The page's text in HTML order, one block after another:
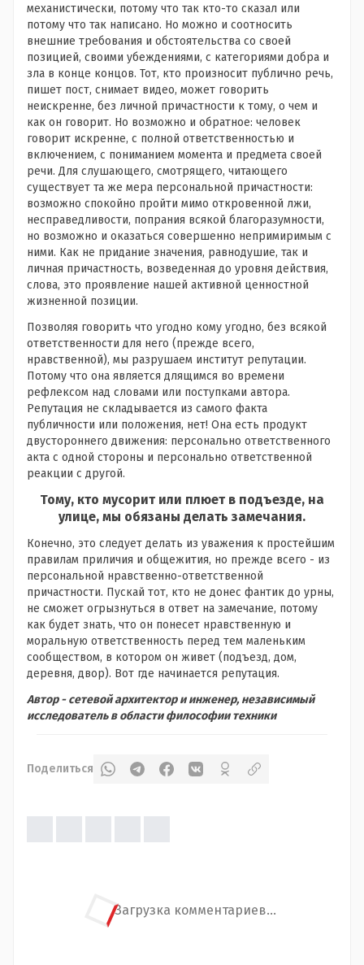
механистически, потому что так кто-то сказал или
потому что так написано. Но можно и соотносить
внешние требования и обстоятельства со своей
позицией, своими убеждениями, с категориями добра и
зла в конце концов. Тот, кто произносит публично речь,
пишет пост, снимает видео, может говорить
неискренне, без личной причастности к тому, о чем и
как он говорит. Но возможно и обратное: человек
говорит искренне, с полной ответственностью и
включением, с пониманием момента и предмета своей
речи. Для слушающего, смотрящего, читающего
существует та же мера персональной причастности:
возможно спокойно пройти мимо откровенной лжи,
несправедливости, попрания всякой благоразумности,
но возможно и оказаться совершенно непримиримым с
ними. Как не придание значения, равнодушие, так и
личная причастность, возведенная до уровня действия,
слова, это проявление нашей активной ценностной
жизненной позиции.
Позволяя говорить что угодно кому угодно, без всякой
ответственности для него (прежде всего,
нравственной), мы разрушаем институт репутации.
Потому что она является длящимся во времени
рефлексом над словами или поступками автора.
Репутация не складывается из самого факта
публичности или положения, нет! Она есть продукт
двустороннего движения: персонально ответственного
акта с одной стороны и персонально ответственной
реакции с другой.
Тому, кто мусорит или плюет в подъезде, на
улице, мы обязаны делать замечания.
Конечно, это следует делать из уважения к простейшим
правилам приличия и общежития, но прежде всего - из
персональной нравственно-ответственной
причастности. Пускай тот, кто не донес фантик до урны,
не сможет огрызнуться в ответ на замечание, потому
как будет знать, что он понесет нравственную и
моральную ответственность перед тем маленьким
сообществом, в котором он живет (подъезд, дом,
деревня, двор). Вот где начинается репутация.
Автор - сетевой архитектор и инженер, независимый
исследователь в области философии техники
Поделиться
Загрузка комментариев...